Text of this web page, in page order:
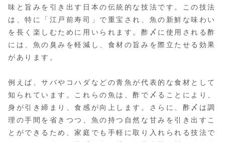
味と旨みを引き出す日本の伝統的な技法です。この技法
は、特に「江戸前寿司」で重宝され、魚の新鮮な味わい
を長く楽しむために用いられます。酢〆に使用される酢
には、魚の臭みを軽減し、食材の旨みを際立たせる効果
があります。
例えば、サバやコハダなどの青魚が代表的な食材として
知られています。これらの魚は、酢で〆ることにより、
身が引き締まり、食感が向上します。さらに、酢〆は調
理の手間を省きつつ、魚の持つ自然な甘みを引き出すこ
とができるため、家庭でも手軽に取り入れられる技法で